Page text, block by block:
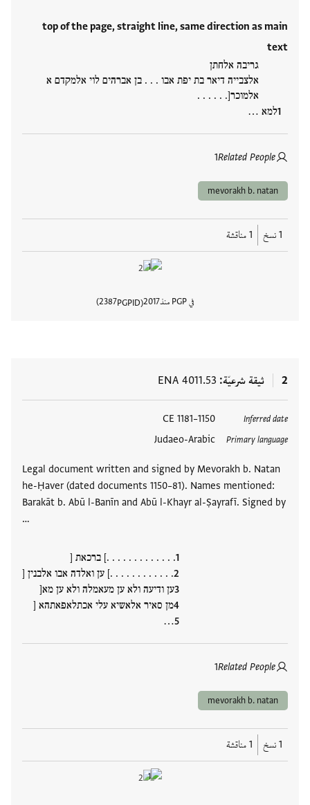
top of the page, straight line, same direction as main
text
גריבה אלחתן
אלצבייה דיאר בת יפת אבו . . . בן אברהים לוי אלמקדם א
אלמוכר[. . . . . .
למא …
Related People
1
mevorakh b. natan
1 نسخ 1 مناقشة
في PGP منذ 2017
PGPID
2387
2 ثيقة شرعيّة ENA 4011.53
Inferred date
1150–1181 CE
Primary language
Judaeo-Arabic
Legal document written and signed by Mevorakh b. Natan
he-Ḥaver (dated documents 1150–81). Names mentioned:
Barakāt b. Abū l-Banīn and Abū l-Khayr al-Ṣayrafī. Signed by
…
. . . . . . . . . . . . .] ברכאת [
. . . . . . . . . . . .] ען ואלדה אבו אלבנין [
ען ודיעה ולא ען מעאמלה ולא ען מא[
מן סאיר אלאשיא עלי אכתלאפאתהא [
…
Related People
1
العلامات
mevorakh b. natan
1 نسخ 1 مناقشة